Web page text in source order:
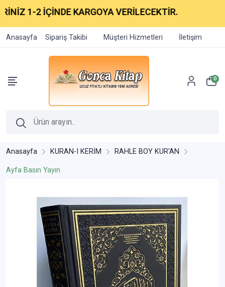
1-2 İÇİNDE KARGOYA VERİLECEKTİR.
Anasayfa Sipariş Takibi Müşteri Hizmetleri İletişim
0
Anasayfa KURAN-I KERİM RAHLE BOY KUR'AN
Ayfa Basın Yayın